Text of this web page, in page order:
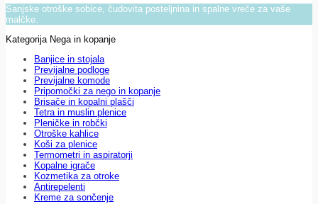
Sanjske otroške sobice, čudovita posteljnina in spalne vreče za vaše
malčke.
Kategorija Nega in kopanje
Banjice in stojala
Previjalne podloge
Previjalne komode
Pripomočki za nego in kopanje
Brisače in kopalni plašči
Tetra in muslin plenice
Pleničke in robčki
Otroške kahlice
Koši za plenice
Termometri in aspiratorji
Kopalne igrače
Kozmetika za otroke
Antirepelenti
Kreme za sončenje